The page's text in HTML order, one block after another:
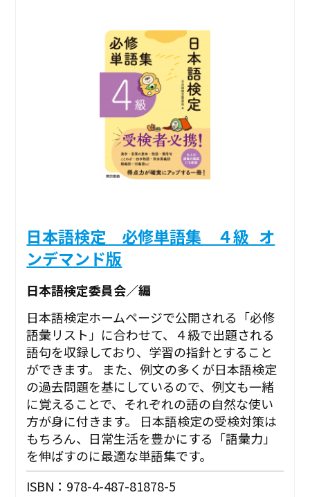
日本語検定 必修単語集 ４級_オ
ンデマンド版
日本語検定委員会／編
日本語検定ホームページで公開される「必修
語彙リスト」に合わせて、４級で出題される
語句を収録しており、学習の指針とすること
ができます。 また、例文の多くが日本語検定
の過去問題を基にしているので、例文も一緒
に覚えることで、それぞれの語の自然な使い
方が身に付きます。 日本語検定の受検対策は
もちろん、日常生活を豊かにする「語彙力」
を伸ばすのに最適な単語集です。
ISBN：978-4-487-81878-5